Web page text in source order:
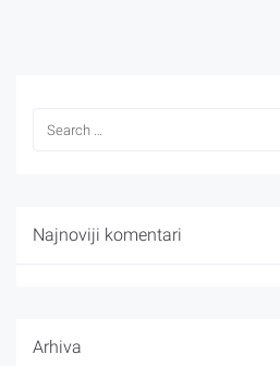
Najnoviji komentari
Arhiva